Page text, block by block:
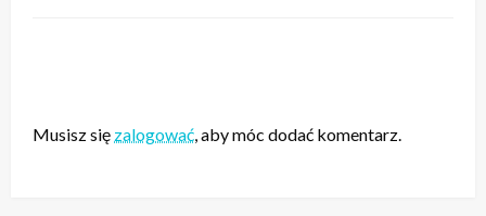
Musisz się zalogować, aby móc dodać komentarz.